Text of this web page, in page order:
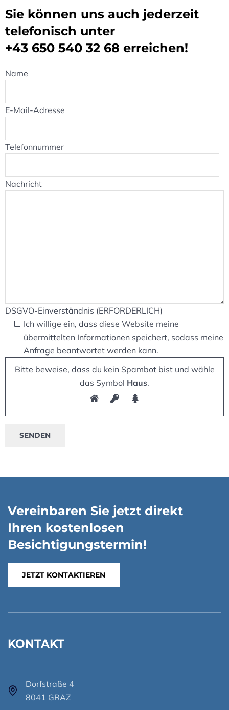
Sie können uns auch jederzeit
telefonisch unter
+43 650 540 32 68 erreichen!
Name
E-Mail-Adresse
Telefonnummer
Nachricht
DSGVO-Einverständnis (ERFORDERLICH)
Ich willige ein, dass diese Website meine
übermittelten Informationen speichert, sodass meine
Anfrage beantwortet werden kann.
Bitte beweise, dass du kein Spambot bist und wähle
das Symbol Haus.
Vereinbaren Sie jetzt direkt
Ihren kostenlosen
Besichtigungstermin!
JETZT KONTAKTIEREN
KONTAKT
Dorfstraße 4
8041 GRAZ